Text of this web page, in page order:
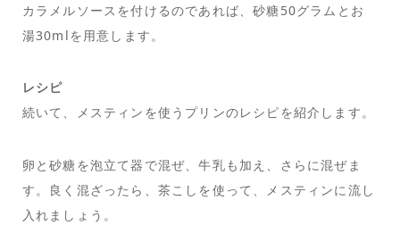
カラメルソースを付けるのであれば、砂糖50グラムとお
湯30mlを用意します。
レシピ
続いて、メスティンを使うプリンのレシピを紹介します。
卵と砂糖を泡立て器で混ぜ、牛乳も加え、さらに混ぜま
す。良く混ざったら、茶こしを使って、メスティンに流し
入れましょう。